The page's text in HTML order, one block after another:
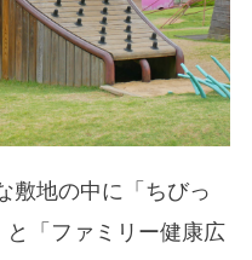
敷地の中に「ちびっ
「ファミリー健康広